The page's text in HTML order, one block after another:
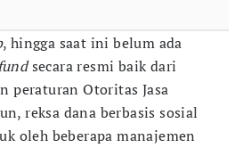
, hingga saat ini belum ada
secara resmi baik dari
peraturan Otoritas Jasa
reksa dana berbasis sosial
oleh beberapa manajemen